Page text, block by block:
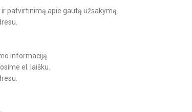
patvirtinimą apie gautą užsakymą.
informaciją.
el. laišku.